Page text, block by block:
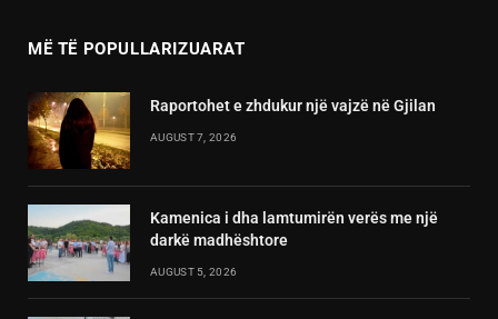
MË TË POPULLARIZUARAT
Raportohet e zhdukur një vajzë në Gjilan
AUGUST 7, 2026
Kamenica i dha lamtumirën verës me një
darkë madhështore
AUGUST 5, 2026